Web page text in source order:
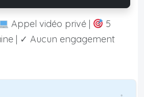
Appel vidéo privé |
5
| ✓ Aucun engagement